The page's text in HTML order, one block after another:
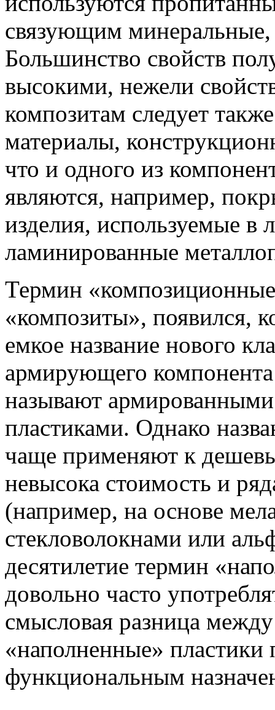
связующим минеральные,
Большинство свойств
высокими, нежели
композитам следует
материалы,
что и одного из
являются, например,
изделия, используемые в
ламинированные
Термин
«композиты», появился,
емкое название нового
армирующего
называют
пластиками. Однако
чаще применяют к
невысока стоимость и
(например, на основе
стекловолокнами или
десятилетие термин
довольно часто
смысловая разница
«наполненные» пластики
функциональным